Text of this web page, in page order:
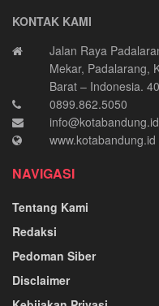
KONTAK KAMI
Jalan Raya
Mekar, Padalarang,
Barat – Indonesia.
0899.862.5050
info@kotabandung.id
www.kotabandung.id
NAVIGASI
Tentang Kami
Redaksi
Pedoman Siber
Disclaimer